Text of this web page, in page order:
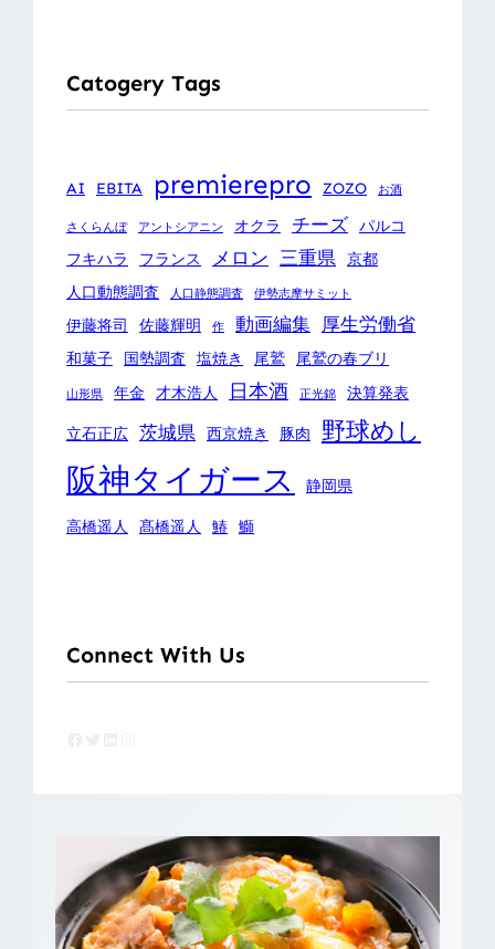
Catogery Tags
AI EBITA premierepro ZOZO お酒
さくらんぼ アントシアニン オクラ チーズ パルコ
フキハラ
フランス メロン 三重県 京都
人口動態調査
人口静態調査 伊勢志摩サミット
伊藤将司 佐藤輝明 作 動画編集 厚生労働省
和菓子 国勢調査 塩焼き 尾鷲 尾鷲の春ブリ
山形県 年金 才木浩人 日本酒 正光錦 決算発表
立石正広 茨城県 西京焼き 豚肉 野球めし
阪神タイガース 静岡県
高橋遥人 髙橋遥人 鰆 鰤
Connect With Us